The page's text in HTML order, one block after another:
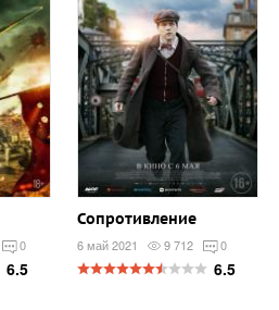
0
6.5
Сопротивление
6 май 2021 9 712 0
6.5